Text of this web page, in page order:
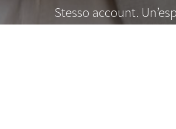
Stesso account.